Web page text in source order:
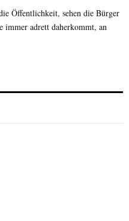
Öffentlichkeit, sehen die Bürger
immer adrett daherkommt, an